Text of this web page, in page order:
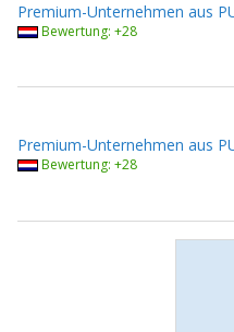
Premium-Unternehmen aus
Bewertung: +28
Premium-Unternehmen aus
Bewertung: +28